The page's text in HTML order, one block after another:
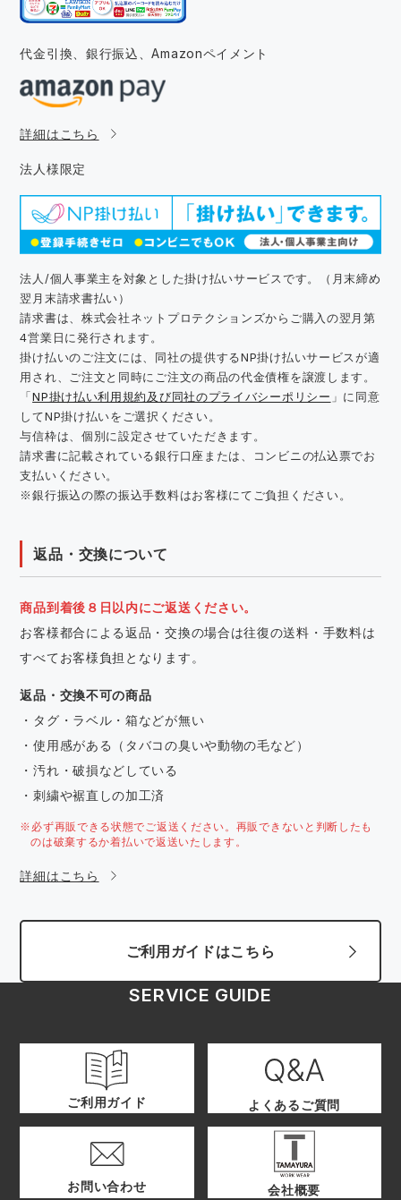
代金引換、銀行振込、Amazonペイメント
詳細はこちら
法人様限定
法人/個人事業主を対象とした掛け払いサービスです。（月末締め
翌月末請求書払い）
請求書は、株式会社ネットプロテクションズからご購入の翌月第
4営業日に発行されます。
掛け払いのご注文には、同社の提供するNP掛け払いサービスが適
用され、ご注文と同時にご注文の商品の代金債権を譲渡します。
「NP掛け払い利用規約及び同社のプライバシーポリシー 」に同意
してNP掛け払いをご選択ください。
与信枠は、個別に設定させていただきます。
請求書に記載されている銀行口座または、コンビニの払込票でお
支払いください。
※銀行振込の際の振込手数料はお客様にてご負担ください。
返品・交換について
商品到着後８日以内にご返送ください。
お客様都合による返品・交換の場合は往復の送料・手数料は
すべてお客様負担となります。
返品・交換不可の商品
・タグ・ラベル・箱などが無い
・使用感がある（タバコの臭いや動物の毛など）
・汚れ・破損などしている
・刺繍や裾直しの加工済
※必ず再販できる状態でご返送ください。再販できないと判断したも
のは破棄するか着払いで返送いたします。
詳細はこちら
ご利用ガイドはこちら
SERVICE GUIDE
ご利用ガイド よくあるご質問
お問い合わせ 会社概要